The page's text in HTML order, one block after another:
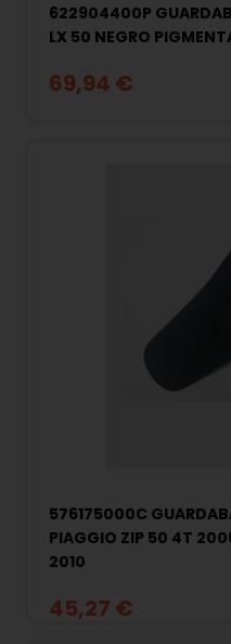
622904400P
LX 50 NEGRO
69,94 €
576175000C
PIAGGIO ZIP 50 4T
2010
45,27 €